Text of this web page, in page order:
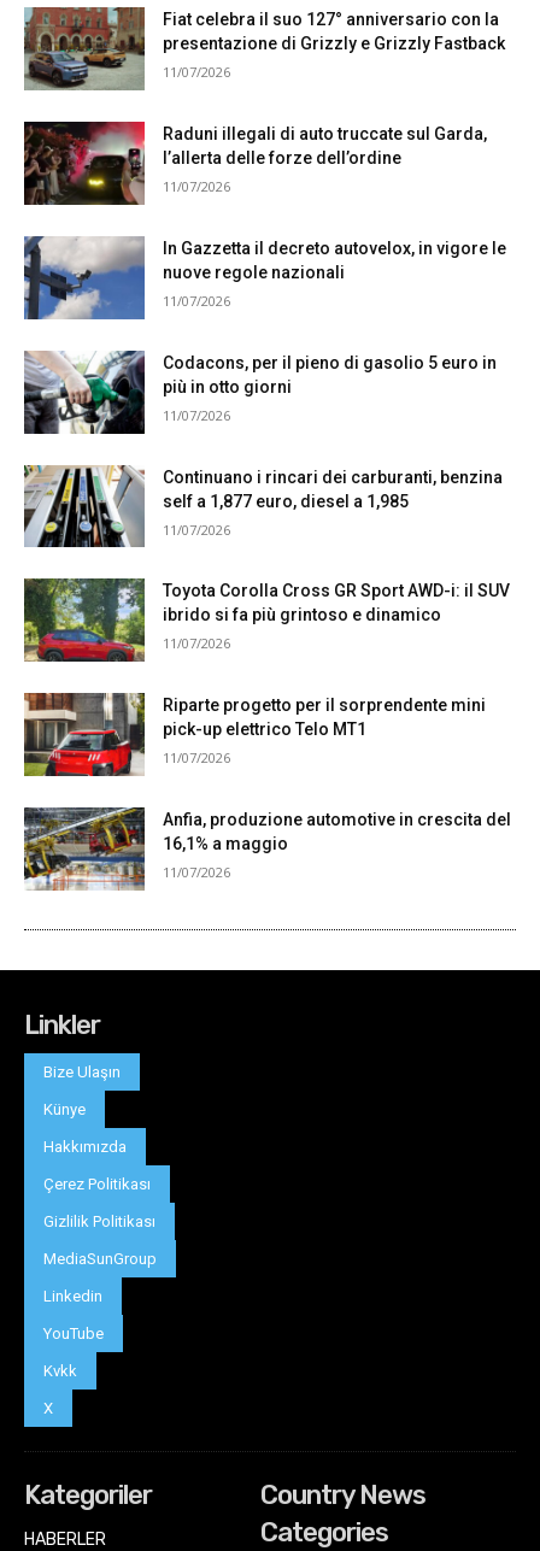
Linkler
Bize Ulaşın
Künye
Hakkımızda
Çerez Politikası
Gizlilik Politikası
MediaSunGroup
Linkedin
YouTube
Kvkk
X
Kategoriler
HABERLER
Country News
Categories